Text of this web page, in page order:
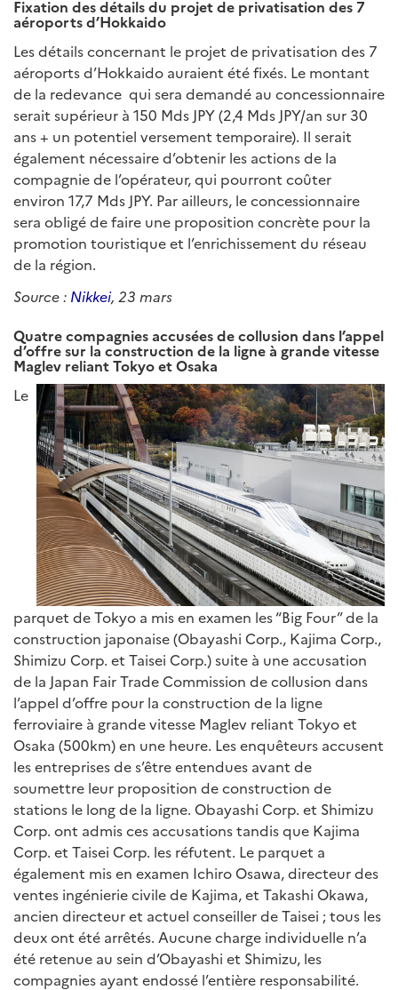
Fixation des détails du projet de privatisation des 7
aéroports d’Hokkaido
Les détails concernant le projet de privatisation des 7
aéroports d’Hokkaido auraient été fixés. Le montant
de la redevance qui sera demandé au concessionnaire
serait supérieur à 150 Mds JPY (2,4 Mds JPY/an sur 30
ans + un potentiel versement temporaire). Il serait
également nécessaire d’obtenir les actions de la
compagnie de l’opérateur, qui pourront coûter
environ 17,7 Mds JPY. Par ailleurs, le concessionnaire
sera obligé de faire une proposition concrète pour la
promotion touristique et l’enrichissement du réseau
de la région.
Source : Nikkei, 23 mars
Quatre compagnies accusées de collusion dans l’appel
d’offre sur la construction de la ligne à grande vitesse
Maglev reliant Tokyo et Osaka
Le
parquet de Tokyo a mis en examen les “Big Four” de la
construction japonaise (Obayashi Corp., Kajima Corp.,
Shimizu Corp. et Taisei Corp.) suite à une accusation
de la Japan Fair Trade Commission de collusion dans
l’appel d’offre pour la construction de la ligne
ferroviaire à grande vitesse Maglev reliant Tokyo et
Osaka (500km) en une heure. Les enquêteurs accusent
les entreprises de s’être entendues avant de
soumettre leur proposition de construction de
stations le long de la ligne. Obayashi Corp. et Shimizu
Corp. ont admis ces accusations tandis que Kajima
Corp. et Taisei Corp. les réfutent. Le parquet a
également mis en examen Ichiro Osawa, directeur des
ventes ingénierie civile de Kajima, et Takashi Okawa,
ancien directeur et actuel conseiller de Taisei ; tous les
deux ont été arrêtés. Aucune charge individuelle n’a
été retenue au sein d’Obayashi et Shimizu, les
compagnies ayant endossé l’entière responsabilité.